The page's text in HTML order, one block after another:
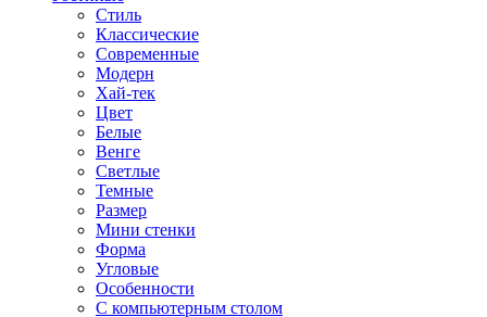
Стиль
Классические
Современные
Модерн
Хай-тек
Цвет
Белые
Венге
Светлые
Темные
Размер
Мини стенки
Форма
Угловые
Особенности
С компьютерным столом